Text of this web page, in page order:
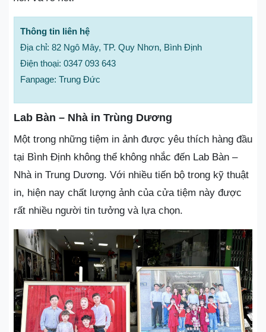
Thông tin liên hệ
Địa chỉ: 82 Ngô Mây, TP. Quy Nhơn, Bình Định
Điện thoại: 0347 093 643
Fanpage: Trung Đức
Lab Bàn – Nhà in Trùng Dương
Một trong những tiệm in ảnh được yêu thích hàng đầu
tại Bình Định không thể không nhắc đến Lab Bàn –
Nhà in Trung Dương. Với nhiều tiến bộ trong kỹ thuật
in, hiện nay chất lượng ảnh của cửa tiệm này được
rất nhiều người tin tưởng và lựa chọn.